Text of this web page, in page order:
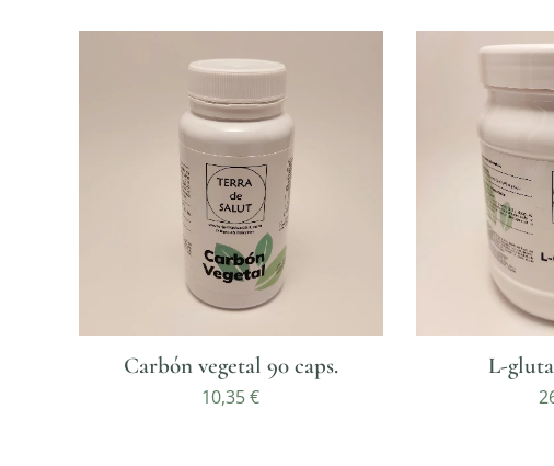
Carbón vegetal 90 caps.
10,35€
L-